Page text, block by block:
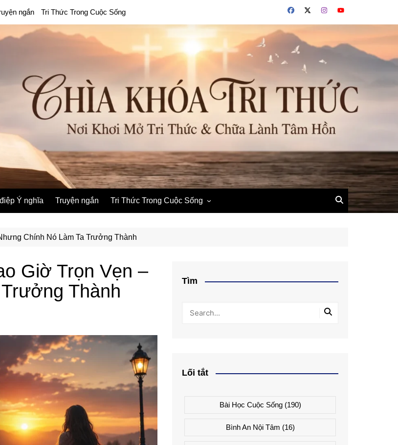
ngắn Tri Thức Trong Cuộc Sống
Ý nghĩa Truyện ngắn Tri Thức Trong Cuộc Sống
Ẩm Thực
Chính Nó Làm Ta Trưởng Thành
Giờ Trọn Vẹn –
Thành
Tìm
Lối tắt
Bài Học Cuộc Sống(190)
Bình An Nội Tâm (16)